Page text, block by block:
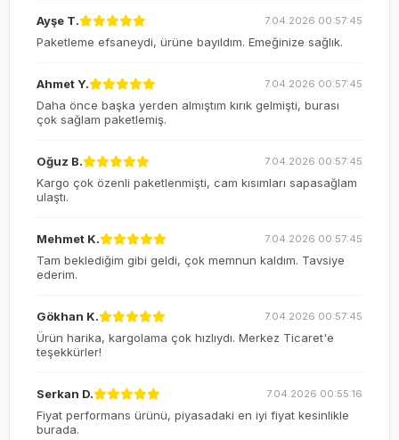
Ayşe T. 7.04.2026 00:57:45
Paketleme efsaneydi, ürüne bayıldım. Emeğinize sağlık.
Ahmet Y. 7.04.2026 00:57:45
Daha önce başka yerden almıştım kırık gelmişti, burası
çok sağlam paketlemiş.
Oğuz B. 7.04.2026 00:57:45
Kargo çok özenli paketlenmişti, cam kısımları sapasağlam
ulaştı.
Mehmet K. 7.04.2026 00:57:45
Tam beklediğim gibi geldi, çok memnun kaldım. Tavsiye
ederim.
Gökhan K. 7.04.2026 00:57:45
Ürün harika, kargolama çok hızlıydı. Merkez Ticaret'e
teşekkürler!
Serkan D. 7.04.2026 00:55:16
Fiyat performans ürünü, piyasadaki en iyi fiyat kesinlikle
burada.